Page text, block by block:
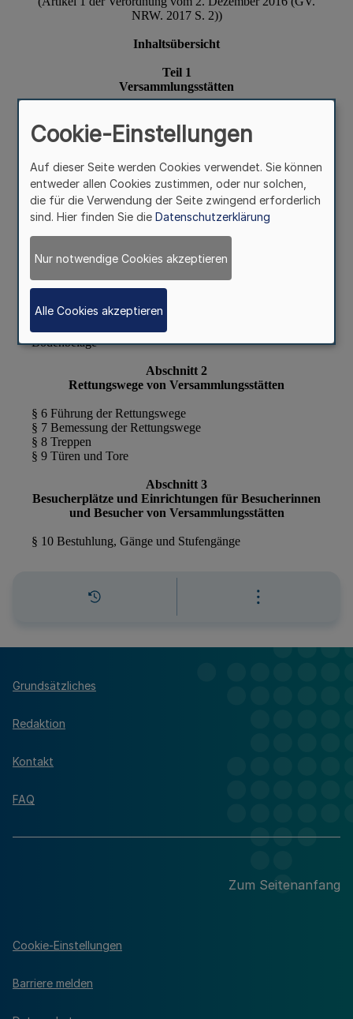
Grundsätzliches
Redaktion
Kontakt
FAQ
Zum Seitenanfang
Cookie-Einstellungen
Barriere melden
Cookie-Einstellungen
Auf dieser Seite werden Cookies verwendet. Sie können
entweder allen Cookies zustimmen, oder nur solchen,
die für die Verwendung der Seite zwingend erforderlich
sind. Hier finden Sie die Datenschutzerklärung
Nur notwendige Cookies akzeptieren
Alle Cookies akzeptieren